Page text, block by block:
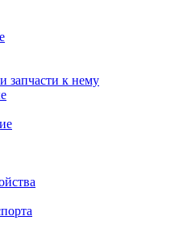
запчасти к нему